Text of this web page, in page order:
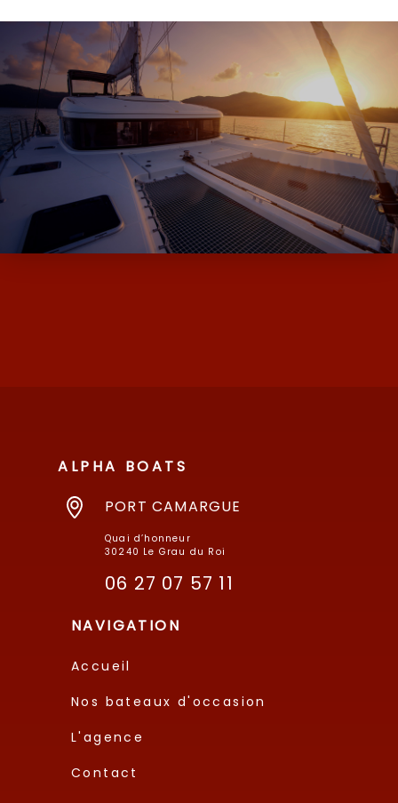
ALPHA BOATS, L’EXPERT DES BATEAUX
D’OCCASION ET NEUF AVEC SES MARQUES
DE MOODY ET MILLIKAN…
ALPHA BOATS
PORT CAMARGUE
Quai d’honneur
30240 Le Grau du Roi
06 27 07 57 11
NAVIGATION
Accueil
Nos bateaux d'occasion
L'agence
Contact